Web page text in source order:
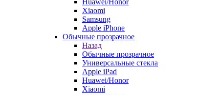
Huawei/Honor
Xiaomi
Samsung
Apple iPhone
Обычные прозрачное
Назад
Обычные прозрачное
Универсальные стекла
Apple iPad
Huawei/Honor
Xiaomi